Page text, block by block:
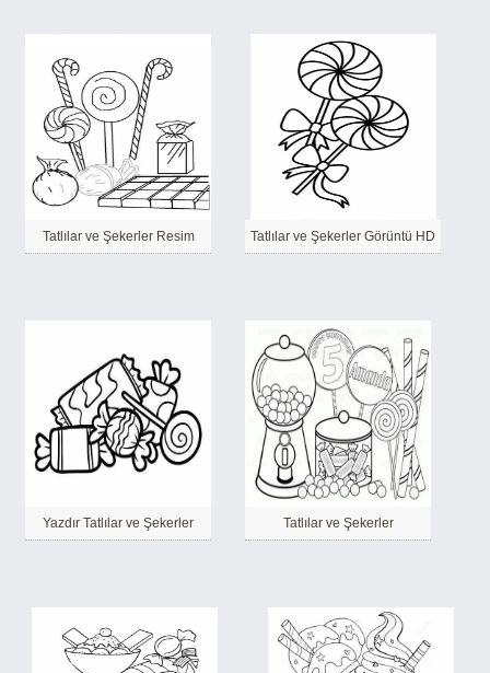
Tatlılar ve Şekerler Resim Tatlılar ve Şekerler Görüntü HD
Yazdır Tatlılar ve Şekerler Tatlılar ve Şekerler